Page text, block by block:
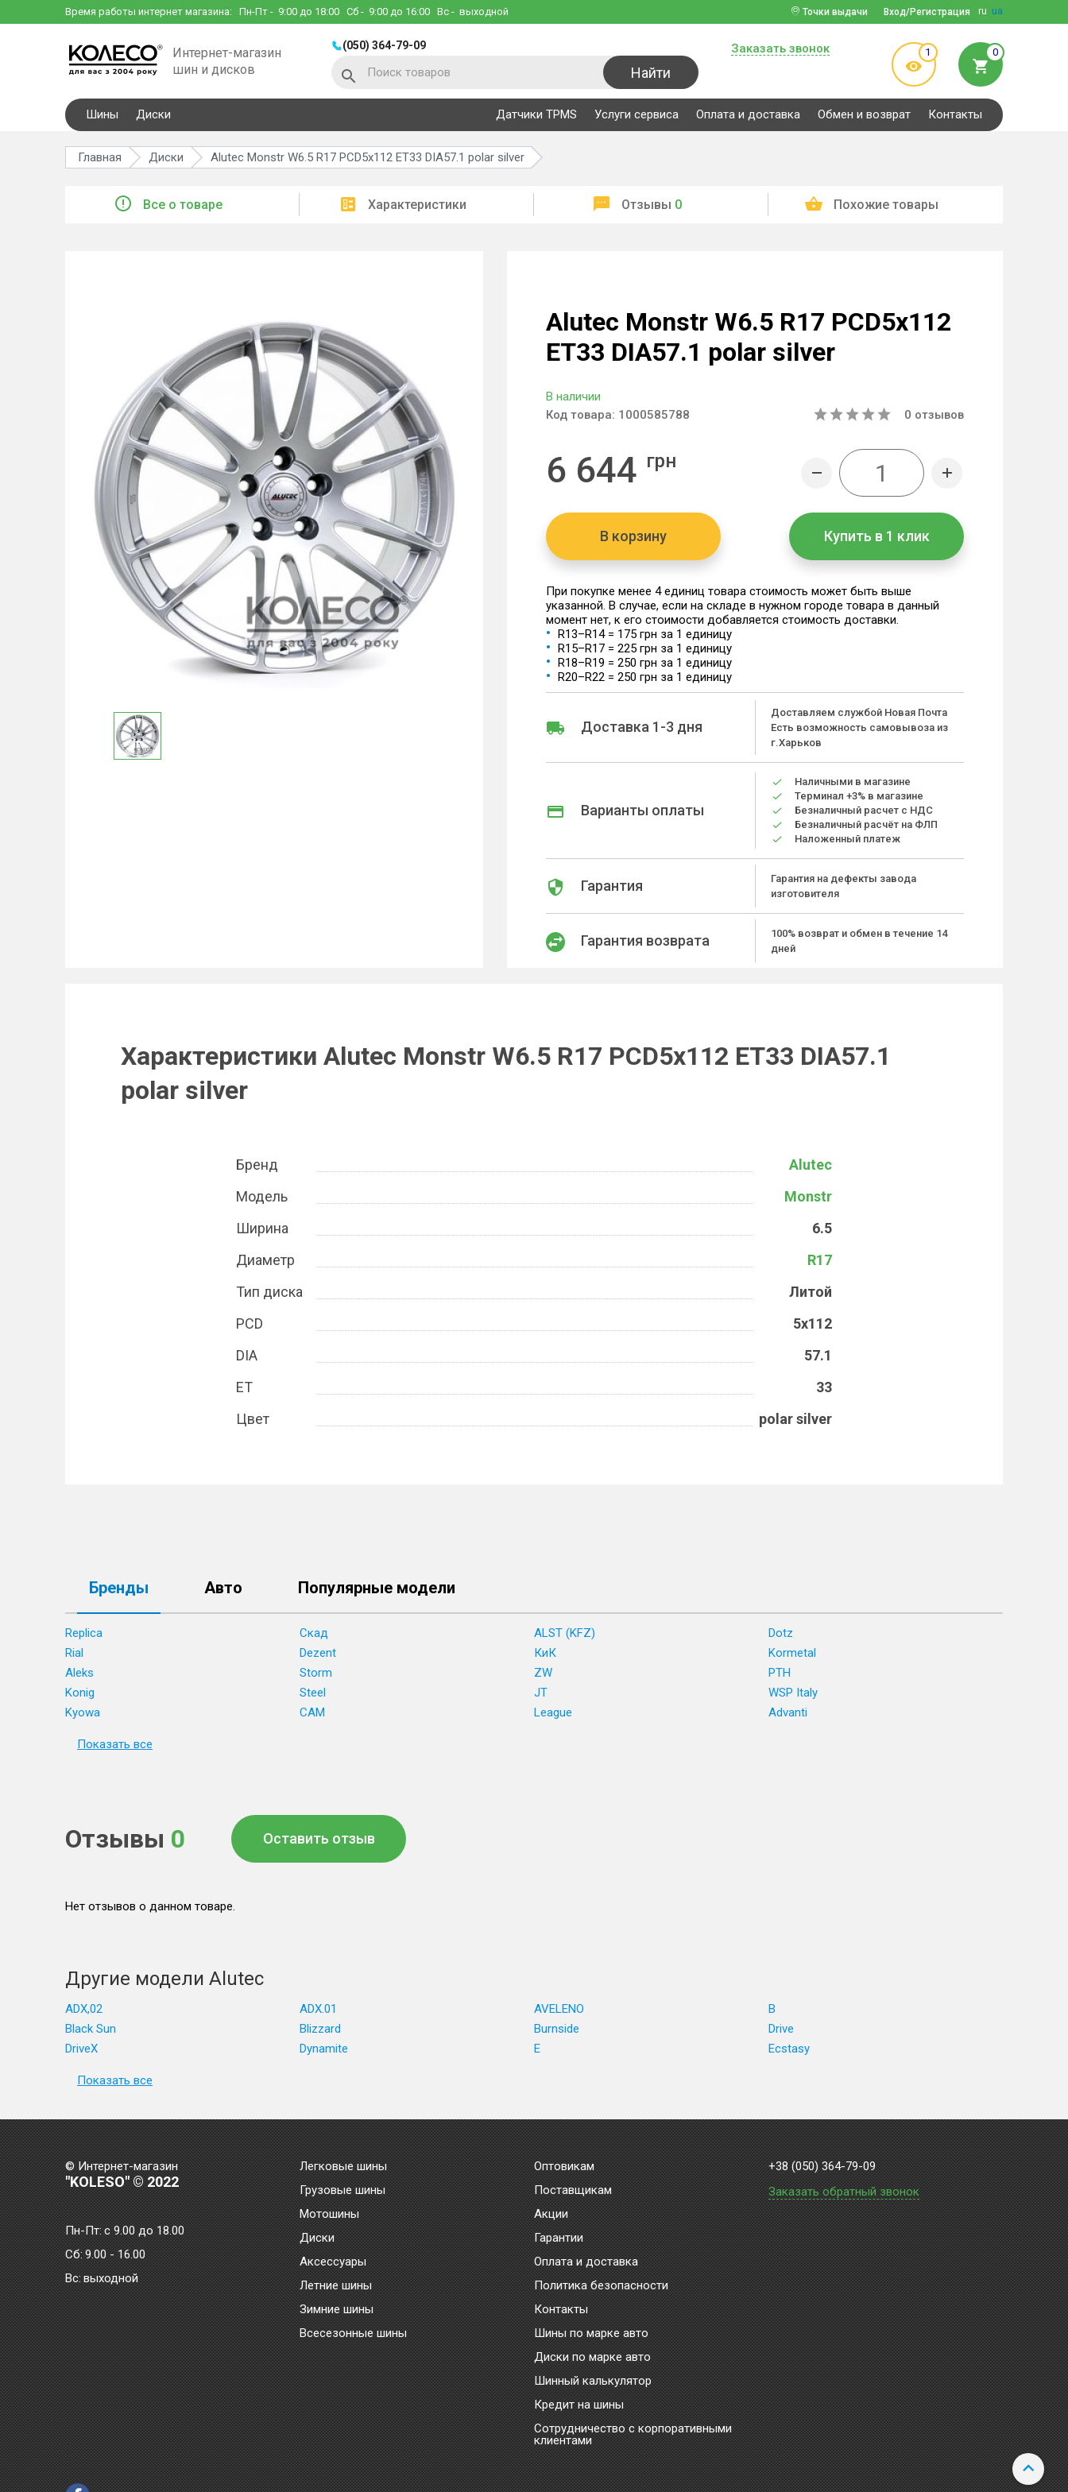
Время работы интернет магазина: Пн-Пт - 9:00 до 18:00 Сб - 9:00 до 16:00 Вс - выходной ru ua
Вход/Регистрация
Точки выдачи
Интернет-магазин
шин и дисков
(050) 364-79-09
Найти
Заказать звонок 1 0
Шины Диски Датчики TPMS Услуги сервиса Оплата и доставка Обмен и возврат Контакты
Главная Диски Alutec Monstr W6.5 R17 PCD5x112 ET33 DIA57.1 polar silver
Все о товаре Характеристики Отзывы 0 Похожие товары
Alutec Monstr W6.5 R17 PCD5x112
ET33 DIA57.1 polar silver
В наличии
Код товара: 1000585788 0 отзывов
6 644 грн
В корзину Купить в 1 клик
При покупке менее 4 единиц товара стоимость может быть выше
указанной. В случае, если на складе в нужном городе товара в данный
момент нет, к его стоимости добавляется стоимость доставки.
R13–R14 = 175 грн за 1 единицу
R15–R17 = 225 грн за 1 единицу
R18–R19 = 250 грн за 1 единицу
R20–R22 = 250 грн за 1 единицу
Доставка 1-3 дня
Доставляем службой Новая Почта
Есть возможность самовывоза из
г.Харьков
Варианты оплаты
Наличными в магазине
Терминал +3% в магазине
Безналичный расчет с НДС
Безналичный расчёт на ФЛП
Наложенный платеж
Гарантия
Гарантия на дефекты завода
изготовителя
Гарантия возврата
100% возврат и обмен в течение 14
дней
Характеристики Alutec Monstr W6.5 R17 PCD5x112 ET33 DIA57.1
polar silver
Бренд
Alutec
Модель
Monstr
Ширина
6.5
Диаметр
R17
Тип диска
Литой
PCD
5x112
DIA
57.1
ET
33
Цвет
polar silver
Бренды Авто Популярные модели
Replica Скад ALST (KFZ)
Dotz
Rial
Dezent КиК
Kormetal
Aleks
Storm ZW
PTH
Konig
Steel JT
WSP Italy
Kyowa
CAM League Advanti
Показать все
Отзывы 0 Оставить отзыв
Нет отзывов о данном товаре.
Другие модели Alutec
ADX,02 ADX.01 AVELENO
B
Black Sun
Blizzard Burnside
Drive
DriveX
Dynamite E Ecstasy
Показать все
© Интернет-магазин
"KOLESO" © 2022
Пн-Пт:с 9.00 до 18.00
Сб: 9.00 - 16.00
Bc: выходной
Легковые шины
Грузовые шины
Мотошины
Диски
Аксессуары
Летние шины
Зимние шины
Всесезонные шины
Оптовикам
Поставщикам
Акции
Гарантии
Оплата и доставка
Политика безопасности
Контакты
Шины по марке авто
Диски по марке авто
Шинный калькулятор
Кредит на шины
Сотрудничество с корпоративными
клиентами
+38 (050) 364-79-09
Заказать обратный звонок